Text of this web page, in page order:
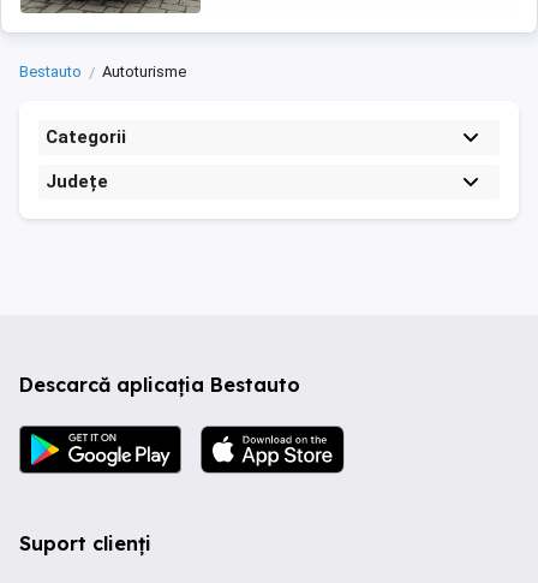
Bestauto Autoturisme
Categorii
Județe
Descarcă aplicația Bestauto
Suport clienți